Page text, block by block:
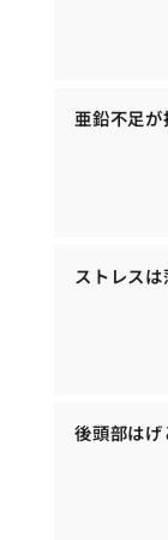
亜鉛不足
ストレス
後頭部は